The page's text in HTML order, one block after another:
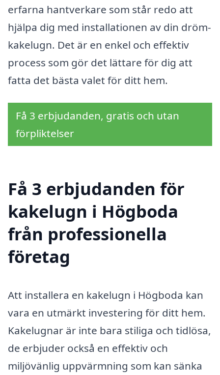
erfarna hantverkare som står redo att
hjälpa dig med installationen av din dröm-
kakelugn. Det är en enkel och effektiv
process som gör det lättare för dig att
fatta det bästa valet för ditt hem.
Få 3 erbjudanden, gratis och utan
förpliktelser
Få 3 erbjudanden för
kakelugn i Högboda
från professionella
företag
Att installera en kakelugn i Högboda kan
vara en utmärkt investering för ditt hem.
Kakelugnar är inte bara stiliga och tidlösa,
de erbjuder också en effektiv och
miljövänlig uppvärmning som kan sänka